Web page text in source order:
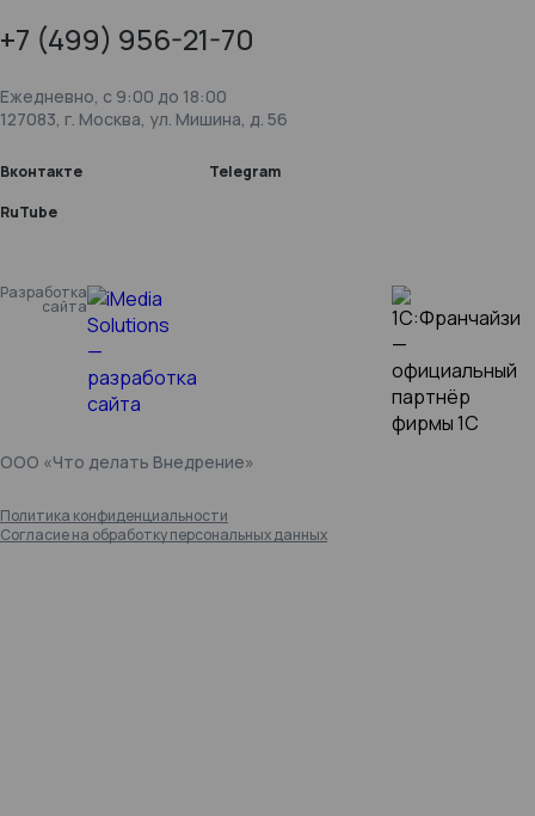
Вконтакте
Telegram
RuTube
ООО «Что делать Внедрение»
+7 (499) 956-21-70
Ежедневно, c 9:00 до 18:00
127083, г. Москва, ул. Мишина, д. 56
Разработка
сайта
Политика конфиденциальности
Согласие на обработку персональных данных